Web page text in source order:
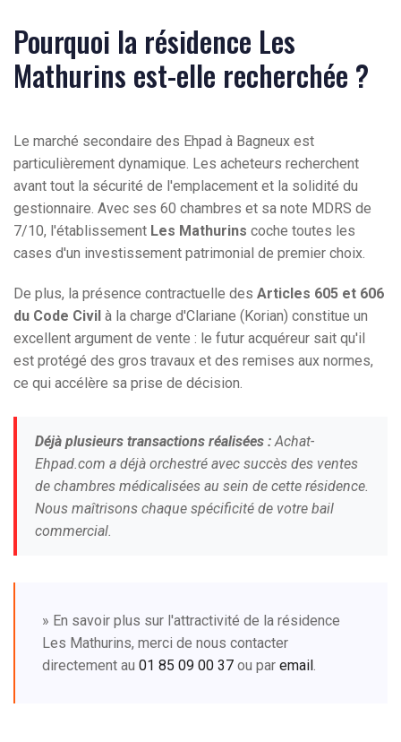
Pourquoi la résidence Les
Mathurins est-elle recherchée ?
Le marché secondaire des Ehpad à Bagneux est
particulièrement dynamique. Les acheteurs recherchent
avant tout la sécurité de l'emplacement et la solidité du
gestionnaire. Avec ses 60 chambres et sa note MDRS de
7/10, l'établissement Les Mathurins coche toutes les
cases d'un investissement patrimonial de premier choix.
De plus, la présence contractuelle des Articles 605 et 606
du Code Civil à la charge d'Clariane (Korian) constitue un
excellent argument de vente : le futur acquéreur sait qu'il
est protégé des gros travaux et des remises aux normes,
ce qui accélère sa prise de décision.
Déjà plusieurs transactions réalisées : Achat-
Ehpad.com a déjà orchestré avec succès des ventes
de chambres médicalisées au sein de cette résidence.
Nous maîtrisons chaque spécificité de votre bail
commercial.
» En savoir plus sur l'attractivité de la résidence
Les Mathurins, merci de nous contacter
directement au 01 85 09 00 37 ou par email